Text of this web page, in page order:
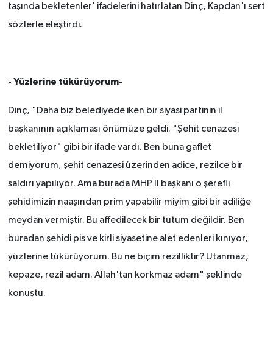
taşında bekletenler' ifadelerini hatırlatan Dinç, Kapdan'ı sert
sözlerle eleştirdi.
- Yüzlerine tükürüyorum-
Dinç, "Daha biz belediyede iken bir siyasi partinin il
başkanının açıklaması önümüze geldi. "Şehit cenazesi
bekletiliyor" gibi bir ifade vardı. Ben buna gaflet
demiyorum, şehit cenazesi üzerinden adice, rezilce bir
saldırı yapılıyor. Ama burada MHP İl başkanı o şerefli
şehidimizin naaşından prim yapabilir miyim gibi bir adiliğe
meydan vermiştir. Bu affedilecek bir tutum değildir. Ben
buradan şehidi pis ve kirli siyasetine alet edenleri kınıyor,
yüzlerine tükürüyorum. Bu ne biçim rezilliktir? Utanmaz,
kepaze, rezil adam. Allah'tan korkmaz adam" şeklinde
konuştu.